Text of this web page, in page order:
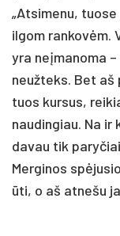
„At­si­me­nu,
il­gom ran­kovėm.
yra ne­įma­no­ma
neuž­teks. Bet aš
tuos kur­sus,
nau­din­giau. Na
da­vau tik
Mer­gi­nos
ūti, o aš at­neš­u